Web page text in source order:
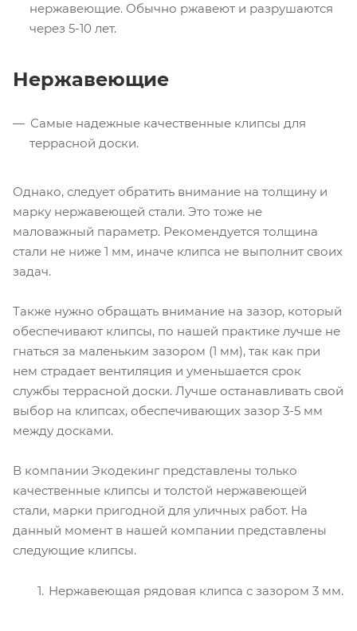
нержавеющие. Обычно ржавеют и разрушаются
через 5-10 лет.
Нержавеющие
Самые надежные качественные клипсы для
террасной доски.
Однако, следует обратить внимание на толщину и
марку нержавеющей стали. Это тоже не
маловажный параметр. Рекомендуется толщина
стали не ниже 1 мм, иначе клипса не выполнит своих
задач.
Также нужно обращать внимание на зазор, который
обеспечивают клипсы, по нашей практике лучше не
гнаться за маленьким зазором (1 мм), так как при
нем страдает вентиляция и уменьшается срок
службы террасной доски. Лучше останавливать свой
выбор на клипсах, обеспечивающих зазор 3-5 мм
между досками.
В компании Экодекинг представлены только
качественные клипсы и толстой нержавеющей
стали, марки пригодной для уличных работ. На
данный момент в нашей компании представлены
следующие клипсы.
Нержавеющая рядовая клипса с зазором 3 мм.